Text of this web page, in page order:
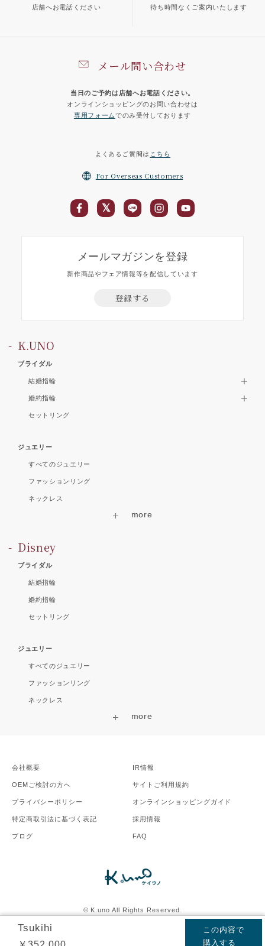
Tsukihi
この内容で
購入する
メール問い合わせ
当日のご予約は店舗へお電話ください。
オンラインショッピングのお問い合わせは
専用フォームでのみ受付しております
店舗へお電話ください
待ち時間なくご案内いたします
よくあるご質問は こちら
For Overseas Customers
メールマガジンを登録
新作商品やフェア情報等を配信しています
登録する
K.UNO
ブライダル
結婚指輪
婚約指輪
セットリング
ジュエリー
すべてのジュエリー
ファッションリング
ネックレス
Disney
ブライダル
結婚指輪
婚約指輪
セットリング
ジュエリー
すべてのジュエリー
ファッションリング
ネックレス
会社概要 IR情報
OEMご検討の方へ サイトご利用規約
プライバシーポリシー オンラインショッピングガイド
特定商取引法に基づく表記 採用情報
ブログ FAQ
©︎ K.uno All Rights Reserved.